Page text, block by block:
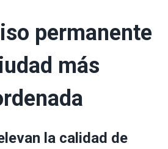
permanente
más
la calidad de